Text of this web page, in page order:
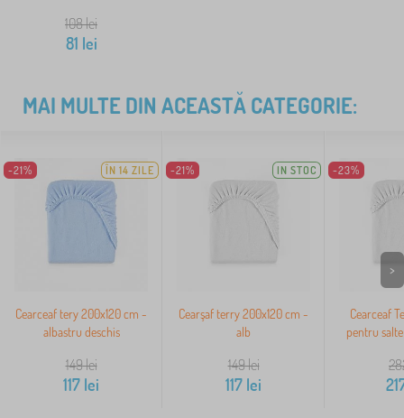
108lei
81 lei
MAI MULTE DIN ACEASTĂ CATEGORIE:
-21% ÎN 14 ZILE
Cearceaf tery 200x120 cm -
albastru deschis
149lei
117 lei
-21% IN STOC
Cearşaf terry 200x120 cm -
alb
149lei
117 lei
-23%
Cearceaf
pentru
>